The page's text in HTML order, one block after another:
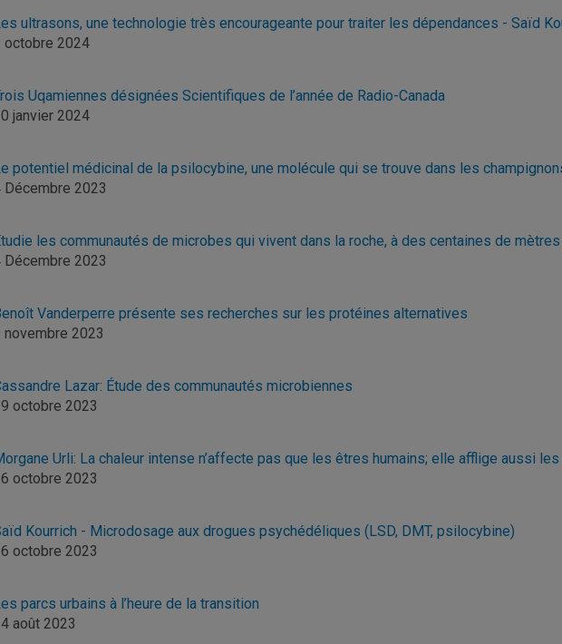
ultrasons, une technologie très encourageante pour traiter les dépendances - Saïd
octobre 2024
Uqamiennes désignées Scientifiques de l’année de Radio-Canada
janvier 2024
potentiel médicinal de la psilocybine, une molécule qui se trouve dans les
Décembre 2023
les communautés de microbes qui vivent dans la roche, à des centaines de
Décembre 2023
Vanderperre présente ses recherches sur les protéines alternatives
novembre 2023
Lazar: Étude des communautés microbiennes
octobre 2023
Urli: La chaleur intense n’affecte pas que les êtres humains; elle afflige aussi les
octobre 2023
Kourrich - Microdosage aux drogues psychédéliques (LSD, DMT, psilocybine)
octobre 2023
parcs urbains à l’heure de la transition
août 2023